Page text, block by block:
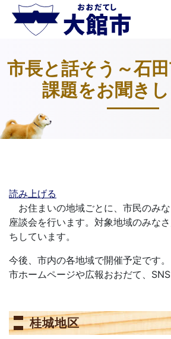
市長と話そう～石
課題をお聞き
読み上げる
お住まいの地域ごとに、市民のみ
座談会を行います。対象地域のみな
ちしています。
今後、市内の各地域で開催予定です。
市ホームページや広報おおだて、SNS
桂城地区